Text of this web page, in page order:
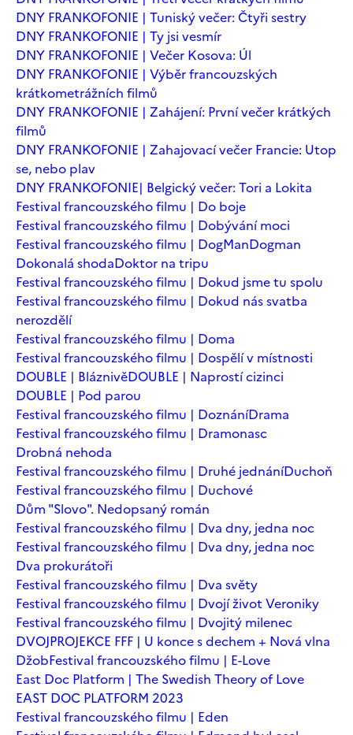
DNY FRANKOFONIE | Tuniský večer: Čtyři sestry
DNY FRANKOFONIE | Ty jsi vesmír
DNY FRANKOFONIE | Večer Kosova: Úl
DNY FRANKOFONIE | Výběr francouzských
krátkometrážních filmů
DNY FRANKOFONIE | Zahájení: První večer krátkých
filmů
DNY FRANKOFONIE | Zahajovací večer Francie: Utop
se, nebo plav
DNY FRANKOFONIE| Belgický večer: Tori a Lokita
Festival francouzského filmu | Do boje
Festival francouzského filmu | Dobývání moci
Festival francouzského filmu | DogManDogman
Dokonalá shodaDoktor na tripu
Festival francouzského filmu | Dokud jsme tu spolu
Festival francouzského filmu | Dokud nás svatba
nerozdělí
Festival francouzského filmu | Doma
Festival francouzského filmu | Dospělí v místnosti
DOUBLE | BláznivěDOUBLE | Naprostí cizinci
DOUBLE | Pod parou
Festival francouzského filmu | DoznáníDrama
Festival francouzského filmu | Dramonasc
Drobná nehoda
Festival francouzského filmu | Druhé jednáníDuchoň
Festival francouzského filmu | Duchové
Dům "Slovo". Nedopsaný román
Festival francouzského filmu | Dva dny, jedna noc
Festival francouzského filmu | Dva dny, jedna noc
Dva prokurátoři
Festival francouzského filmu | Dva světy
Festival francouzského filmu | Dvojí život Veroniky
Festival francouzského filmu | Dvojitý milenec
DVOJPROJEKCE FFF | U konce s dechem + Nová vlna
DžobFestival francouzského filmu | E-Love
East Doc Platform | The Swedish Theory of Love
EAST DOC PLATFORM 2023
Festival francouzského filmu | Eden